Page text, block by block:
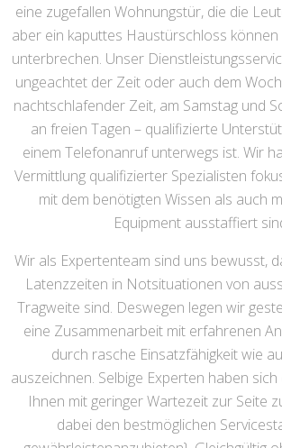
eine zugefallen Wohnungstür, die die
aber ein kaputtes Haustürschloss
unterbrechen. Unser
ungeachtet der Zeit oder auch dem
nachtschlafender Zeit, am Samstag und
an freien Tagen – qualifizierte
einem Telefonanruf unterwegs ist. Wir
Vermittlung qualifizierter Spezialisten
mit dem benötigten Wissen als auch
Equipment ausstaffiert
Wir als Expertenteam sind uns bewusst,
Latenzzeiten in Notsituationen von
Tragweite sind. Deswegen legen wir
eine Zusammenarbeit mit erfahrenen
durch rasche Einsatzfähigkeit wie
auszeichnen. Selbige Experten haben
Ihnen mit geringer Wartezeit zur Seite
dabei den bestmöglichen